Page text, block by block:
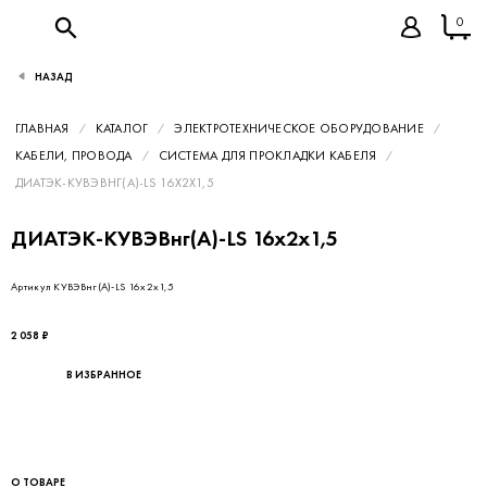
0
ГЛАВНАЯ КАТАЛОГ
ЭЛЕКТРОТЕХНИЧЕСКОЕ ОБОРУДОВАНИЕ
КАБЕЛИ, ПРОВОДА
СИСТЕМА ДЛЯ ПРОКЛАДКИ КАБЕЛЯ
ДИАТЭК-КУВЭВНГ(А)-LS 16Х2Х1,5
ДИАТЭК-КУВЭВнг(А)-LS 16х2х1,5
Артикул КУВЭВнг(А)-LS 16х2х1,5
2 058 ₽
В ИЗБРАННОЕ
О ТОВАРЕ
НАЗАД